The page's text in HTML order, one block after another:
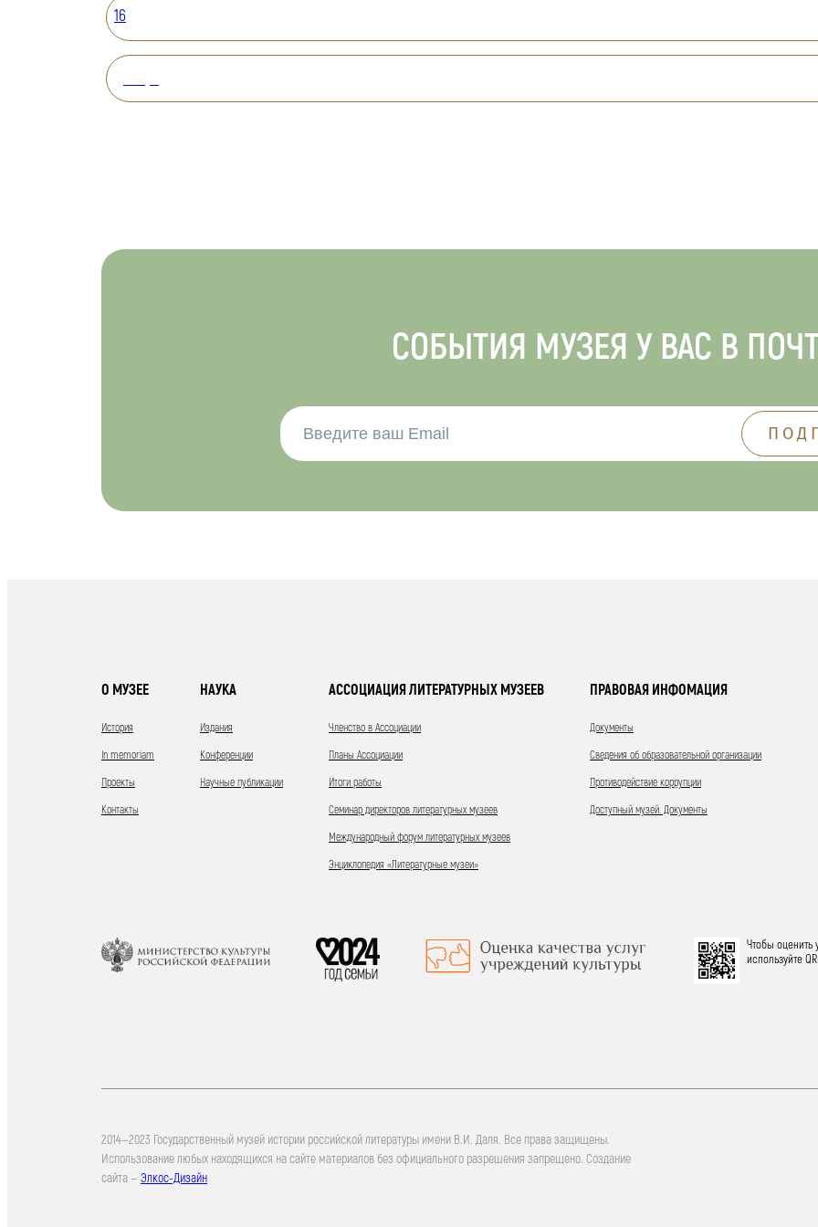
16
СОБЫТИЯ МУЗЕЯ У ВАС В
О МУЗЕЕ
История
In memoriam
Проекты
Контакты
НАУКА
Издания
Конференции
Научные публикации
АССОЦИАЦИЯ ЛИТЕРАТУРНЫХ МУЗЕЕВ
Членство в Ассоциации
Планы Ассоциации
Итоги работы
Семинар директоров литературных музеев
Международный форум литературных музеев
Энциклопедия «Литературные музеи»
ПРАВОВАЯ ИНФОМАЦИЯ
Документы
Сведения об образовательной организации
Противодействие коррупции
Доступный музей. Документы
Чтобы оценить
используйте
2014—2023 Государственный музей истории российской литературы имени В.И. Даля. Все права защищены.
Использование любых находящихся на сайте материалов без официального разрешения запрещено. Создание
сайта — Элкос-Дизайн